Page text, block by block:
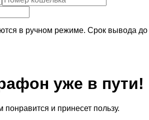
в ручном режиме. Срок вывода до
уже в пути!
понравится и принесет пользу.